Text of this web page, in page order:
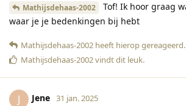
Mathijsdehaas-2002
Tof! Ik hoor graag
waar je je bedenkingen bij hebt
Mathijsdehaas-2002 heeft hierop gereageerd.
Mathijsdehaas-2002vindt dit leuk.
J Jene 31 jan. 2025